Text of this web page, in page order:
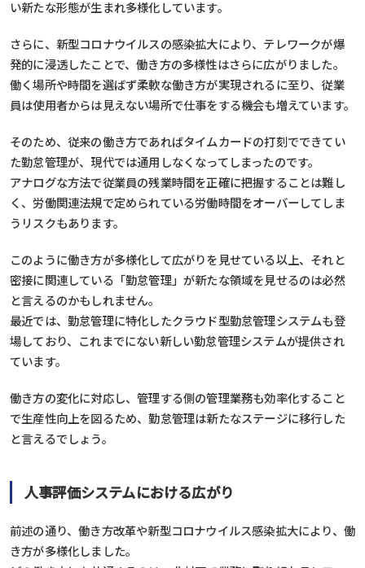
い新たな形態が生まれ多様化しています。
さらに、新型コロナウイルスの感染拡大により、テレワークが爆
発的に浸透したことで、働き方の多様性はさらに広がりました。
働く場所や時間を選ばず柔軟な働き方が実現されるに至り、従業
員は使用者からは見えない場所で仕事をする機会も増えています。
そのため、従来の働き方であればタイムカードの打刻でできてい
た勤怠管理が、現代では通用しなくなってしまったのです。
アナログな方法で従業員の残業時間を正確に把握することは難し
く、労働関連法規で定められている労働時間をオーバーしてしま
うリスクもあります。
このように働き方が多様化して広がりを見せている以上、それと
密接に関連している「勤怠管理」が新たな領域を見せるのは必然
と言えるのかもしれません。
最近では、勤怠管理に特化したクラウド型勤怠管理システムも登
場しており、これまでにない新しい勤怠管理システムが提供され
ています。
働き方の変化に対応し、管理する側の管理業務も効率化すること
で生産性向上を図るため、勤怠管理は新たなステージに移行した
と言えるでしょう。
人事評価システムにおける広がり
前述の通り、働き方改革や新型コロナウイルス感染拡大により、働
き方が多様化しました。